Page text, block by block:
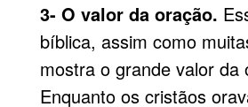
3- O valor da oração.
bíblica, assim como
mostra o grande valor da
Enquanto os cristãos